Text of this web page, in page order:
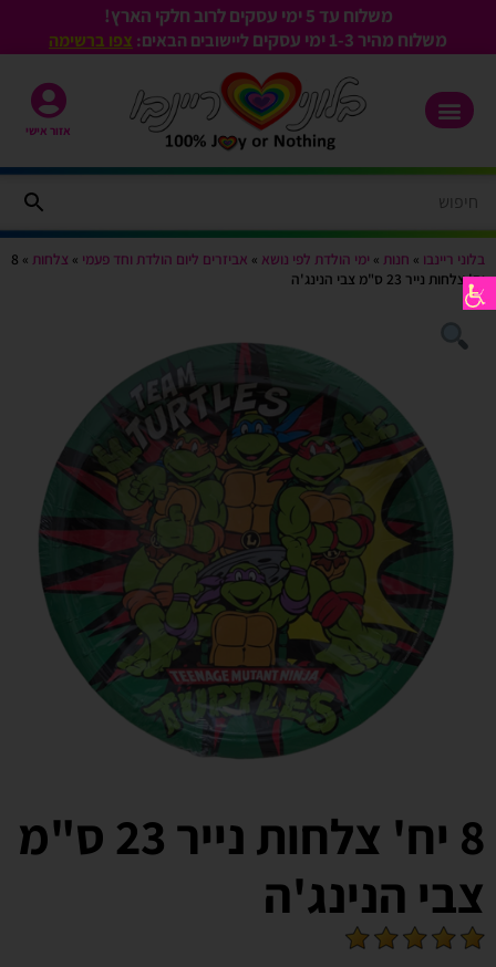
משלוח עד 5 ימי עסקים לרוב חלקי הארץ!
משלוח מהיר 1-3
ימי עסקים ליישובים הבאים: צפו ברשימה
אזור אישי
בלוני ריינבו » חנות » ימי הולדת לפי נושא » אביזרים ליום הולדת וחד פעמי » צלחות »
8
יח' צלחות נייר 23 ס"מ צבי הנינג'ה
8 יח' צלחות נייר 23 ס"מ
צבי הנינג'ה